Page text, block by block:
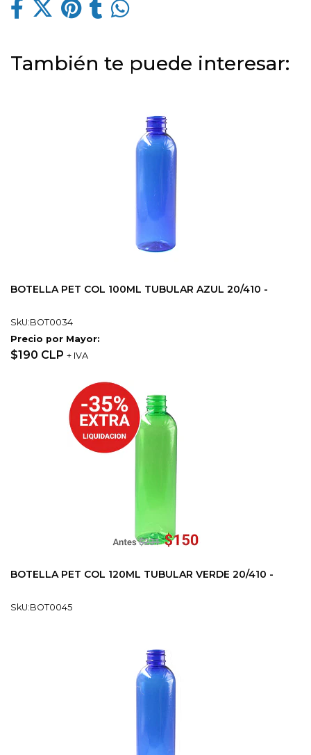
También te puede interesar:
BOTELLA PET COL 100ML TUBULAR AZUL 20/410 -
SkU:BOT0034
Precio por Mayor:
$190 CLP + IVA
BOTELLA PET COL 120ML TUBULAR VERDE 20/410 -
SkU:BOT0045